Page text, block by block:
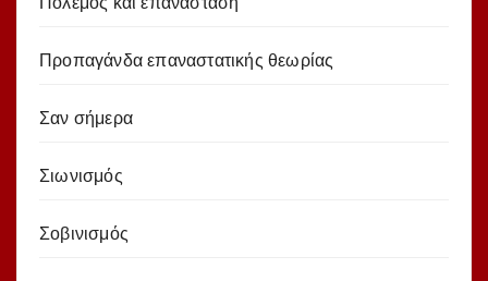
Προπαγάνδα επαναστατικής θεωρίας
Σαν σήμερα
Σιωνισμός
Σοβινισμός